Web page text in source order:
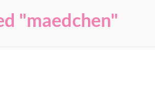
"maedchen"